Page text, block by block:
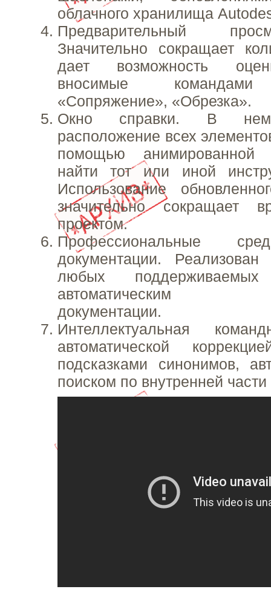
облачного хранилища
Предварительный
Значительно сокращает
дает возможность
вносимые
«Сопряжение», «Обрезка».
Окно справки. В нем
расположение всех
помощью анимированной
найти тот или иной
Использование
значительно сокращает
проектом.
Профессиональные
документации.
любых
автоматическим
документации.
Интеллектуальная
автоматической
подсказками синонимов,
поиском по внутренней части